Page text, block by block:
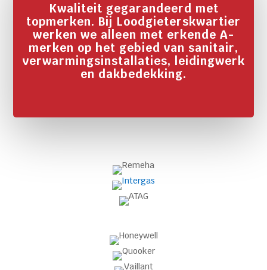
Kwaliteit gegarandeerd met
topmerken. Bij Loodgieterskwartier
werken we alleen met erkende A-
merken op het gebied van sanitair,
verwarmingsinstallaties, leidingwerk
en dakbedekking.